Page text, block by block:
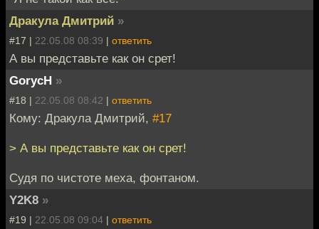
Дракула Дмитрий »
#17 | 22.05.08 08:39 | ответить
А вы представьте как он срет!
GorycH »
#18 | 22.05.08 08:42 | ответить
Кому: Дракула Дмитрий, #17
> А вы представьте как он срет!
Судя по чистоте меха, фонтаном.
Y2K8 »
#19 | 22.05.08 09:04 | ответить